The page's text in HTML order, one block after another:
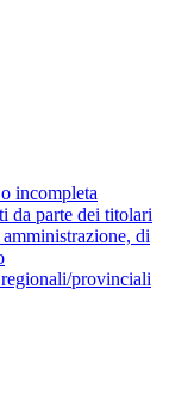
incompleta
da parte dei titolari
di
provinciali